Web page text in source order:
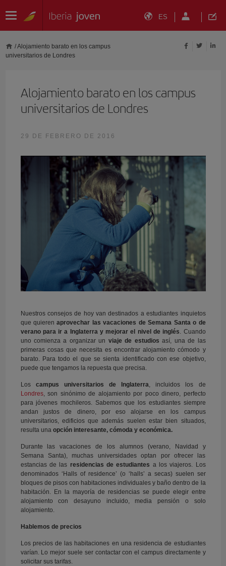
ES
/Alojamiento barato en los campus
universitarios de Londres
Alojamiento barato en los campus
universitarios de Londres
29 DE FEBRERO DE 2016
Nuestros consejos de hoy van destinados a estudiantes inquietos
que quierenaprovechar las vacaciones de Semana Santa o de
verano para ir a Inglaterra y mejorar el nivel de inglés. Cuando
uno comienza a organizar un viaje de estudios así, una de las
primeras cosas que necesita es encontrar alojamiento cómodo y
barato. Para todo el que se sienta identificado con ese objetivo,
puede que tengamos la repuesta que precisa.
Los campus universitarios de Inglaterra, incluidos los de
Londres, son sinónimo de alojamiento por poco dinero, perfecto
para jóvenes mochileros. Sabemos que los estudiantes siempre
andan justos de dinero, por eso alojarse en los campus
universitarios, edificios que además suelen estar bien situados,
resulta una opción interesante, cómoda y económica.
Durante las vacaciones de los alumnos (verano, Navidad y
Semana Santa), muchas universidades optan por ofrecer las
estancias de las residencias de estudiantes a los viajeros. Los
denominados ‘Halls of residence’ (o ‘halls’ a secas) suelen ser
bloques de pisos con habitaciones individuales y baño dentro de la
habitación. En la mayoría de residencias se puede elegir entre
alojamiento con desayuno incluido, media pensión o solo
alojamiento.
Hablemos de precios
Los precios de las habitaciones en una residencia de estudiantes
varían. Lo mejor suele ser contactar con el campus directamente y
solicitar sus tarifas.